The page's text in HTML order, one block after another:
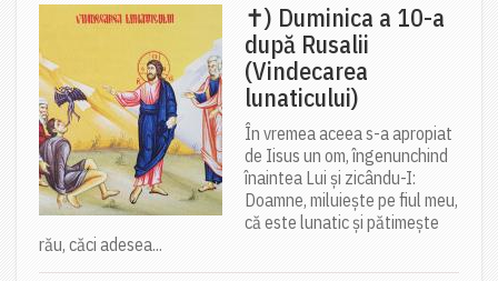
✝) Duminica a 10-a
după Rusalii
(Vindecarea
lunaticului)
În vremea aceea s-a apropiat
de Iisus un om, îngenunchind
înaintea Lui și zicându-I:
Doamne, miluiește pe fiul meu,
că este lunatic și pătimește
rău, căci adesea...